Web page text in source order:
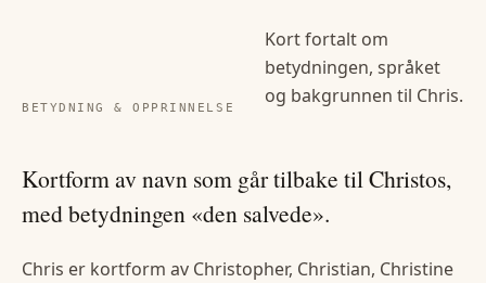
BETYDNING & OPPRINNELSE
Kort fortalt om
betydningen, språket
og bakgrunnen til Chris.
Kortform av navn som går tilbake til Christos,
med betydningen «den salvede».
Chris er kortform av Christopher, Christian, Christine